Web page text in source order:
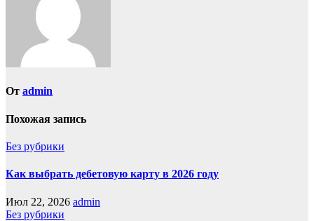
От admin
Похожая запись
Без рубрики
Как выбрать дебетовую карту в 2026 году
Июл 22, 2026 admin
Без рубрики